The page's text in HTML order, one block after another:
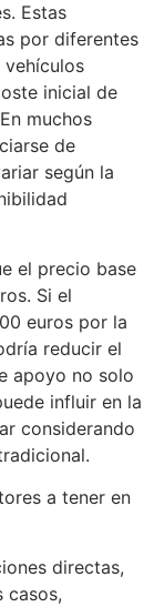
Estas
por diferentes
inicial de
muchos
de
según la
el precio base
Si el
euros por la
reducir el
apoyo no solo
influir en la
considerando
a tener en
directas,
casos,